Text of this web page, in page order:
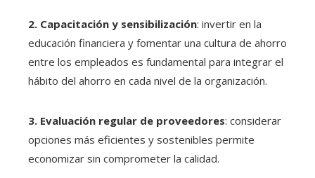
2. Capacitación y sensibilización: invertir en la
educación financiera y fomentar una cultura de ahorro
entre los empleados es fundamental para integrar el
hábito del ahorro en cada nivel de la organización.
3. Evaluación regular de proveedores: considerar
opciones más eficientes y sostenibles permite
economizar sin comprometer la calidad.